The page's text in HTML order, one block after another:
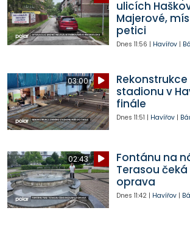
ulicích
Majerové,
petici
Dnes 11:56 | Havířov|
03:00
stadionu v
finále
Dnes 11:51 | Havířov|
02:43
Fontánu na
Terasou
oprava
Dnes 11:42| Havířov|